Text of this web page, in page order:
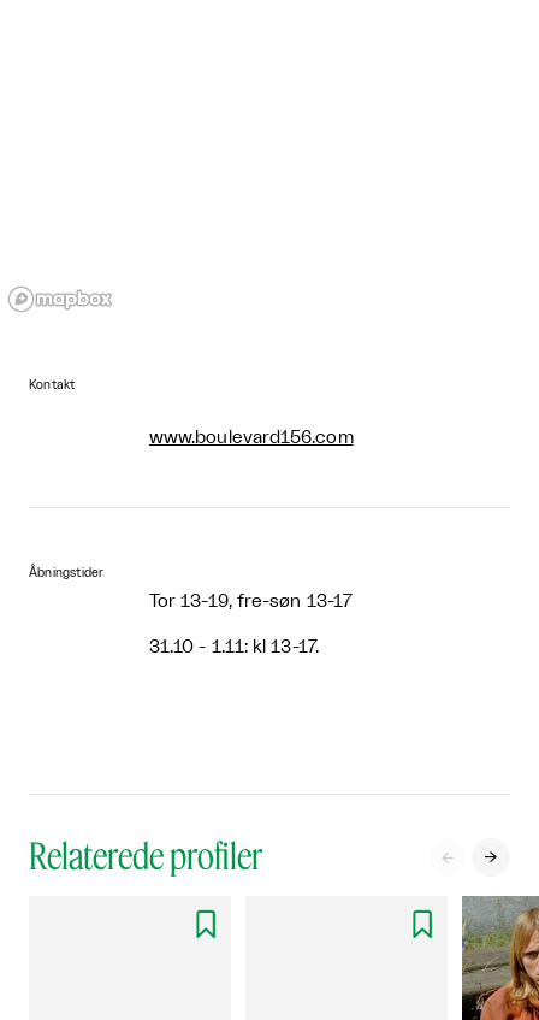
Kontakt
www.boulevard156.com
Åbningstider
Tor 13-19, fre-søn 13-17
31.10 - 1.11: kl 13-17.
Relaterede profiler  
 